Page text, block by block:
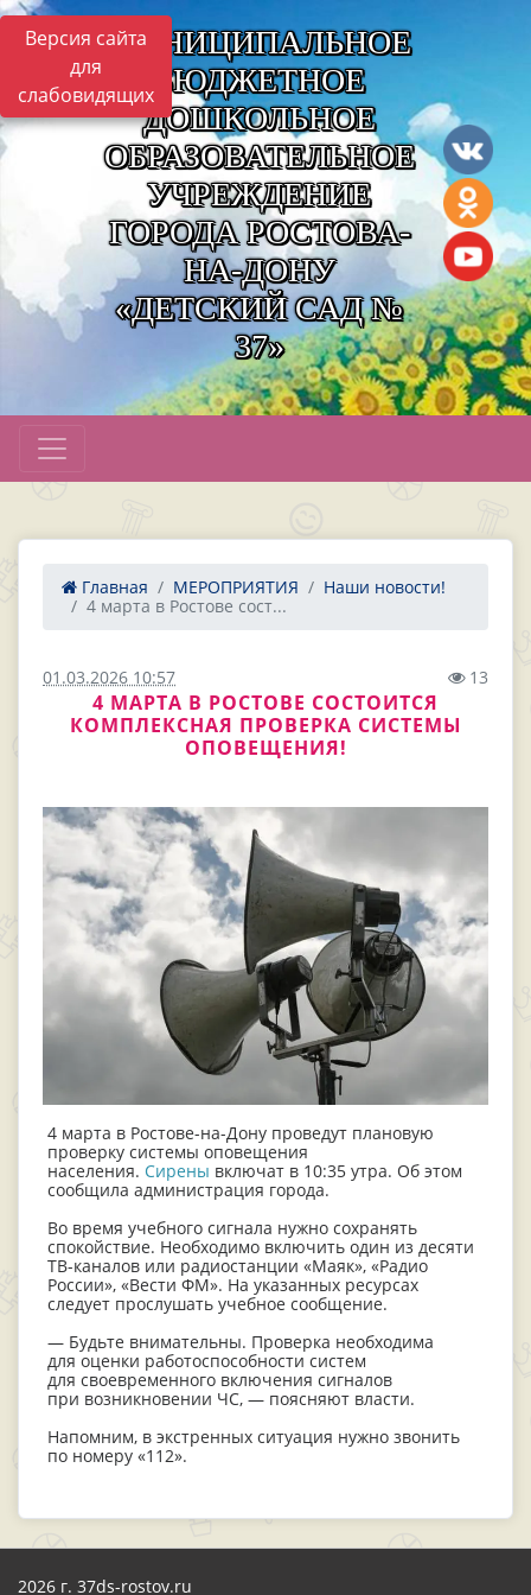
Версия сайта
для
слабовидящих
МУНИЦИПАЛЬНОЕ
БЮДЖЕТНОЕ
ДОШКОЛЬНОЕ
ОБРАЗОВАТЕЛЬНОЕ
УЧРЕЖДЕНИЕ
ГОРОДА РОСТОВА-
НА-ДОНУ
«ДЕТСКИЙ САД №
37»
Главная МЕРОПРИЯТИЯ
Наши новости!
4 марта в Ростове сост...
01.03.2026 10:57 13
4 МАРТА В РОСТОВЕ СОСТОИТСЯ
КОМПЛЕКСНАЯ ПРОВЕРКА СИСТЕМЫ
ОПОВЕЩЕНИЯ!
4 марта в Ростове-на-Дону проведут плановую
проверку системы оповещения
населения. Сирены включат в 10:35 утра. Об этом
сообщила администрация города.
Во время учебного сигнала нужно сохранять
спокойствие. Необходимо включить один из десяти
ТВ-каналов или радиостанции «Маяк», «Радио
России», «Вести ФМ». На указанных ресурсах
следует прослушать учебное сообщение.
— Будьте внимательны. Проверка необходима
для оценки работоспособности систем
для своевременного включения сигналов
при возникновении ЧС, — поясняют власти.
Напомним, в экстренных ситуация нужно звонить
по номеру «112».
2026 г. 37ds-rostov.ru